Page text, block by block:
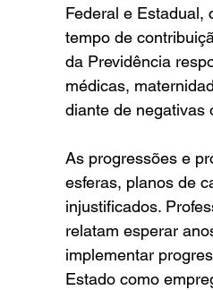
Federal e Estadual,
tempo de
da Previdência
médicas,
diante de negativas
As progressões e
esferas, planos de
injustificados.
relatam esperar
implementar
Estado como